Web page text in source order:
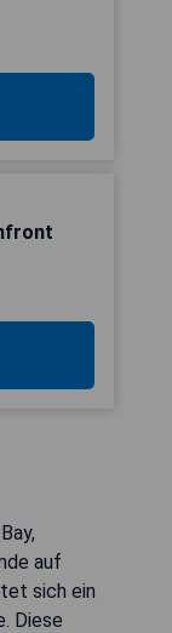
auf
sich ein
Diese